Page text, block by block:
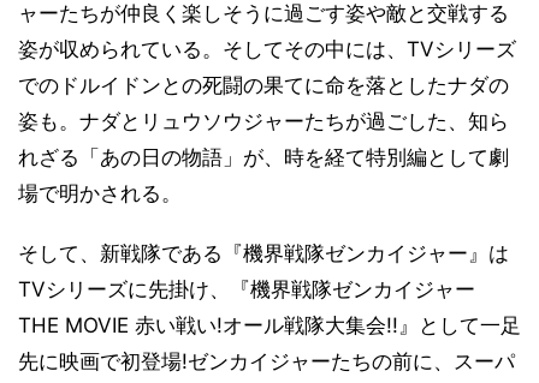
ャーたちが仲良く楽しそうに過ごす姿や敵と交戦する
姿が収められている。そしてその中には、TVシリーズ
でのドルイドンとの死闘の果てに命を落としたナダの
姿も。ナダとリュウソウジャーたちが過ごした、知ら
れざる「あの日の物語」が、時を経て特別編として劇
場で明かされる。
そして、新戦隊である『機界戦隊ゼンカイジャー』は
TVシリーズに先掛け、『機界戦隊ゼンカイジャー
THE MOVIE 赤い戦い!オール戦隊大集会!!』として一足
先に映画で初登場!ゼンカイジャーたちの前に、スーパ